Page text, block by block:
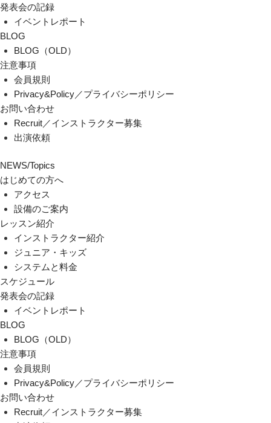
発表会の記録
イベントレポート
BLOG
BLOG（OLD）
注意事項
会員規則
Privacy&Policy／プライバシーポリシー
お問い合わせ
Recruit／インストラクター募集
出演依頼
NEWS/Topics
はじめての方へ
アクセス
設備のご案内
レッスン紹介
インストラクター紹介
ジュニア・キッズ
システムと料金
スケジュール
発表会の記録
イベントレポート
BLOG
BLOG（OLD）
注意事項
会員規則
Privacy&Policy／プライバシーポリシー
お問い合わせ
Recruit／インストラクター募集